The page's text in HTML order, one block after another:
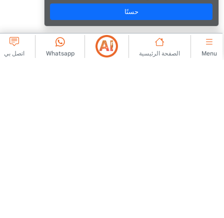
Menu الصفحة الرئيسية Whatsapp اتصل بي
حسنًا